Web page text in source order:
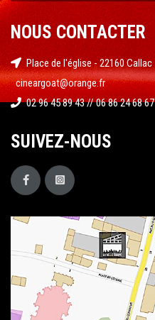
NOUS CONTACTER
Place de l'église - 22160 Callac
cineargoat@orange.fr
02 96 45 89 43 // 06 86 24 68 67
SUIVEZ-NOUS